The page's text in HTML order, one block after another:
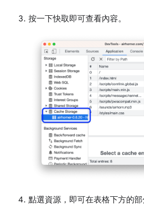
按一下快取即可查看內容。
點選資源，即可在表格下方的部